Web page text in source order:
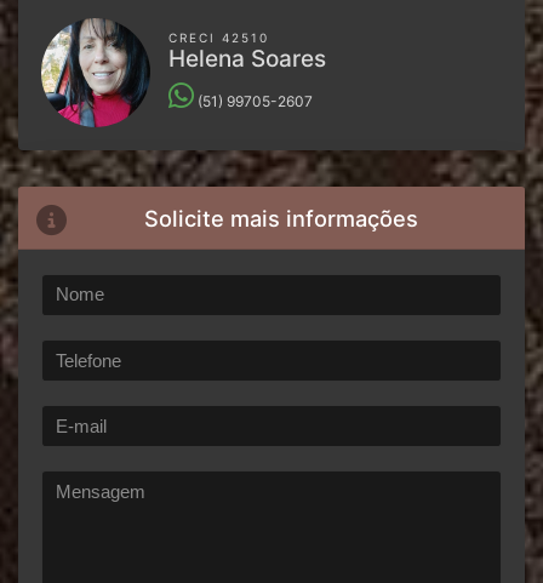
CRECI 42510
Helena Soares
(51) 99705-2607
Solicite mais informações